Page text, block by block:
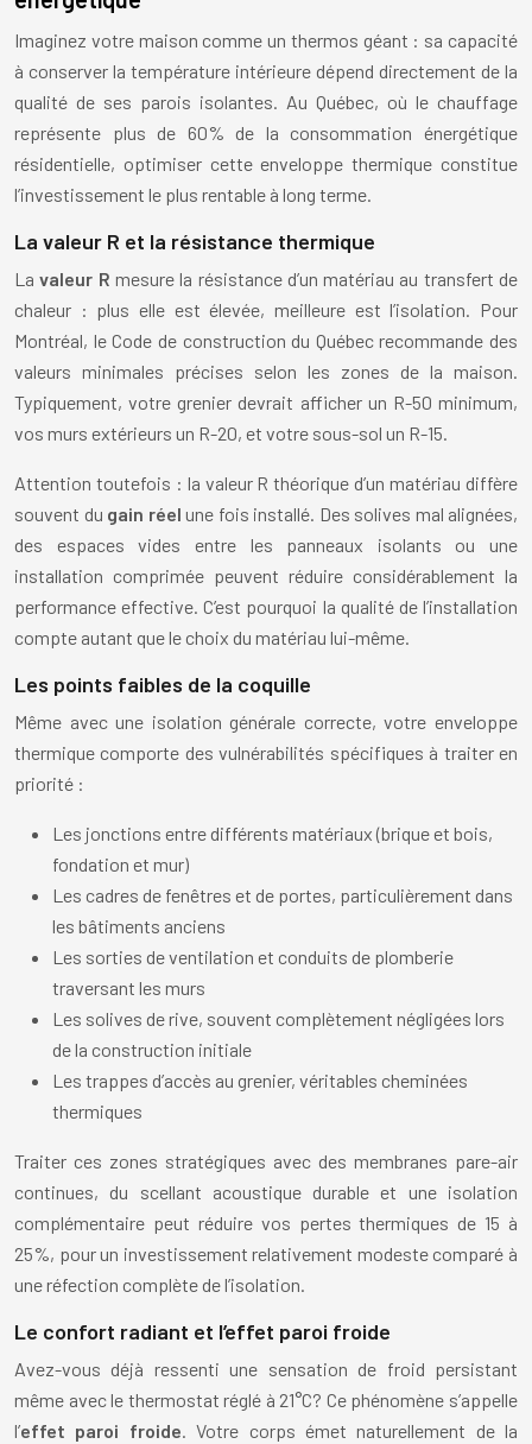
Imaginez votre maison comme un thermos géant : sa capacité
à conserver la température intérieure dépend directement de la
qualité de ses parois isolantes. Au Québec, où le chauffage
représente plus de 60% de la consommation énergétique
résidentielle, optimiser cette enveloppe thermique constitue
l’investissement le plus rentable à long terme.
La valeur R et la résistance thermique
Lavaleur R mesure la résistance d’un matériau au transfert de
chaleur : plus elle est élevée, meilleure est l’isolation. Pour
Montréal, le Code de construction du Québec recommande des
valeurs minimales précises selon les zones de la maison.
Typiquement, votre grenier devrait afficher un R-50 minimum,
vos murs extérieurs un R-20, et votre sous-sol un R-15.
Attention toutefois : la valeur R théorique d’un matériau diffère
souvent du gain réel une fois installé. Des solives mal alignées,
des espaces vides entre les panneaux isolants ou une
installation comprimée peuvent réduire considérablement la
performance effective. C’est pourquoi la qualité de l’installation
compte autant que le choix du matériau lui-même.
Les points faibles de la coquille
Même avec une isolation générale correcte, votre enveloppe
thermique comporte des vulnérabilités spécifiques à traiter en
priorité :
Les jonctions entre différents matériaux (brique et bois,
fondation et mur)
Les cadres de fenêtres et de portes, particulièrement dans
les bâtiments anciens
Les sorties de ventilation et conduits de plomberie
traversant les murs
Les solives de rive, souvent complètement négligées lors
de la construction initiale
Les trappes d’accès au grenier, véritables cheminées
thermiques
Traiter ces zones stratégiques avec des membranes pare-air
continues, du scellant acoustique durable et une isolation
complémentaire peut réduire vos pertes thermiques de 15 à
25%, pour un investissement relativement modeste comparé à
une réfection complète de l’isolation.
Le confort radiant et l’effet paroi froide
Avez-vous déjà ressenti une sensation de froid persistant
même avec le thermostat réglé à 21°C? Ce phénomène s’appelle
l’effet paroi froide. Votre corps émet naturellement de la